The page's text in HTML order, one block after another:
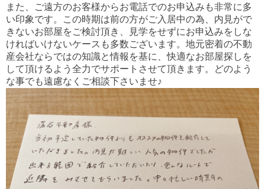
また、ご遠方のお客様からお電話でのお申込みも非常に多
い印象です。この時期は前の方がご入居中の為、内見がで
きないお部屋をご検討頂き、見学をせずにお申込みをしな
ければいけないケースも多数ございます。地元密着の不動
産会社ならではの知識と情報を基に、快適なお部屋探しを
して頂けるよう全力でサポートさせて頂きます。どのよう
な事でも遠慮なくご相談下さいませ♪